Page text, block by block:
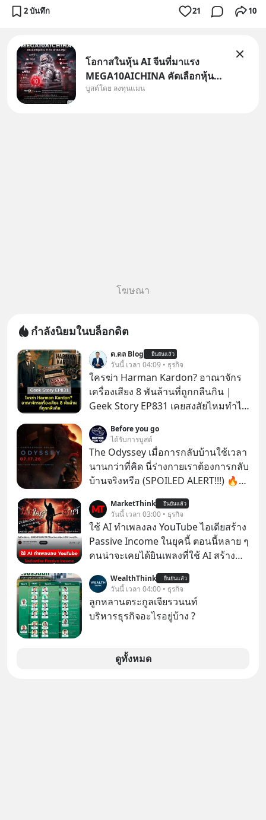
2 บันทึก 21 10
โอกาสในหุ้น AI จีนที่มาแรง
MEGA10AICHINA คัดเลือกหุ้น
ใหม่ 9 ตัว เข้ากองทุน.. ครอบคลุม
บูสต์โดย ลงทุนแมน
โฆษณา
กำลังนิยมในบล็อกดิต
ด.ดล Blog ยืนยันแล้ว
วันนี้ เวลา 04:09 • ธุรกิจ
ใครฆ่า Harman Kardon? อาณาจักร
เครื่องเสียง 8 พันล้านที่ถูกกลืนกิน |
Geek Story EP831 เคยสงสัยไหมทำไม
กล่องมือถือ? หรือลำโพง JBL ถึงวางขาย
เกลื่อนตามห้างทั่วไป? ทั้งที่จริง ๆ แล้ว
ชื่อเหล่านี้คือ “ตำนาน” ระดับเทพที่นัก
เล่นเครื่องเสียงยุคก่อนยอมจ่ายเงินหลัก
แสนเพื่อครอบครอง แต่เบื้องหลังความ
แมสนี้ มีโศกนาฏกรรมของโลกธุรกิจ
ซ่อนอยู่ อาณาจักรเครื่องเสียงที่ยิ่งใหญ่
ที่สุดบนโลก ถูกกว้านซื้อไปด้วยมูลค่า 8
พันล้านดอลลาร์โดย Samsung และสิ่ง
ที่เจ็บปวดที่สุดคือ ยักษ์ใหญ่จาก
เกาหลีใต้ไม่ได้ซื้อเพราะหลงใหลใน
เสียงเพลง แต่ซื้อเพื่อเป็นทางลัดเอา
เทคโนโลยีไปใส่ในหน้าปัดรถยนต์
อัจฉริยะ จากจุดสูงสุดของศิลปะแห่ง
บริษัทอื่น เลือกฟังกันได้เลยนะครับ อย่า
Before you go
ได้รับการบูสต์
The Odyssey เมื่อการกลับบ้านใช้เวลา
นานกว่าที่คิด นี่ร่างกายเราต้องการกลับ
บ้านจริงหรือ (SPOILED ALERT!!!) 🔥
MarketThink ยืนยันแล้ว
วันนี้ เวลา 03:00 • ธุรกิจ
ใช้ AI ทำเพลงลง YouTube ไอเดียสร้าง
Passive Income ในยุคนี้ ตอนนี้หลาย ๆ
คนน่าจะเคยได้ยินเพลงที่ใช้ AI สร้าง
รู้ตัวเรา” จากช่องชื่อว่า UNHEARD
MUSIC ที่ตอนนี้มียอดรับชมกว่า 26
ล้านครั้งแล้ว
WealthThink ยืนยันแล้ว
วันนี้ เวลา 04:00 • ธุรกิจ
ลูกหลานตระกูลเจียรวนนท์
บริหารธุรกิจอะไรอยู่บ้าง ?
ดูทั้งหมด